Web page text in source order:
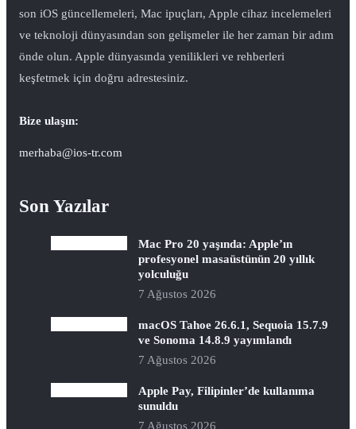
son iOS güncellemeleri, Mac ipuçları, Apple cihaz incelemeleri
ve teknoloji dünyasından son gelişmeler ile her zaman bir adım
önde olun. Apple dünyasında yenilikleri ve rehberleri
keşfetmek için doğru adrestesiniz.
Bize ulaşın:
merhaba@ios-tr.com
Son Yazılar
Mac Pro 20 yaşında: Apple’ın
profesyonel masaüstünün 20 yıllık
yolculuğu
7 Ağustos 2026
macOS Tahoe 26.6.1, Sequoia 15.7.9
ve Sonoma 14.8.9 yayımlandı
7 Ağustos 2026
Apple Pay, Filipinler’de kullanıma
sunuldu
7 Ağustos 2026